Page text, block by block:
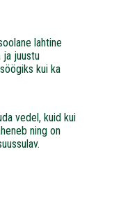
lahtine
ja juustu
kui ka
vedel, kuid kui
ning on